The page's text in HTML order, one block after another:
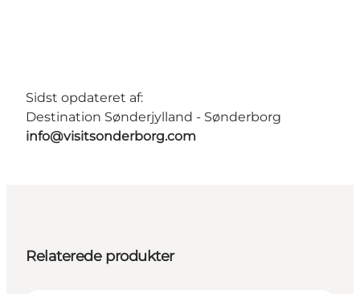
Sidst opdateret af:
Destination Sønderjylland - Sønderborg
info@visitsonderborg.com
Relaterede produkter